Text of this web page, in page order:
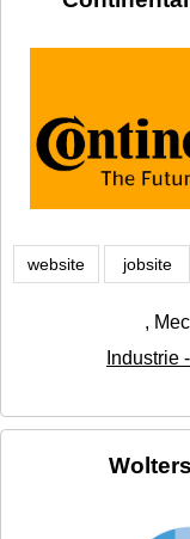
website jobsite
,
Industrie